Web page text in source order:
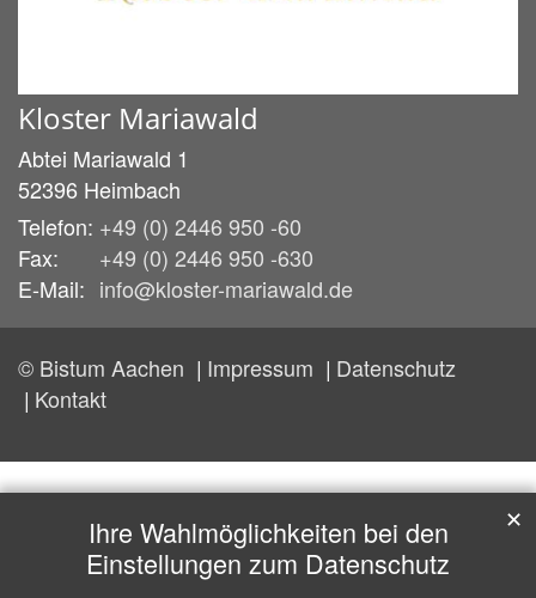
Kloster Mariawald
Abtei Mariawald 1
52396 Heimbach
Telefon: +49 (0) 2446 950 -60
Fax:
+49 (0) 2446 950 -630
E-Mail: info@kloster-mariawald.de
© Bistum Aachen Impressum
Datenschutz
Kontakt
Ihre Wahlmöglichkeiten bei den
Einstellungen zum Datenschutz
✕